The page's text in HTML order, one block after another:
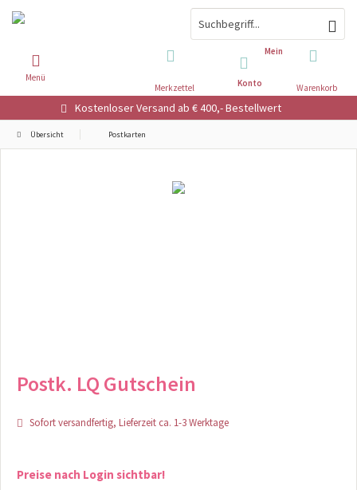
Kostenloser Versand ab € 400,- Bestellwert
Warenkorb
Merkzettel
Mein
Konto
Menü
Übersicht Postkarten
Postk. LQ Gutschein
Sofort versandfertig, Lieferzeit ca. 1-3 Werktage
Preise nach Login sichtbar!